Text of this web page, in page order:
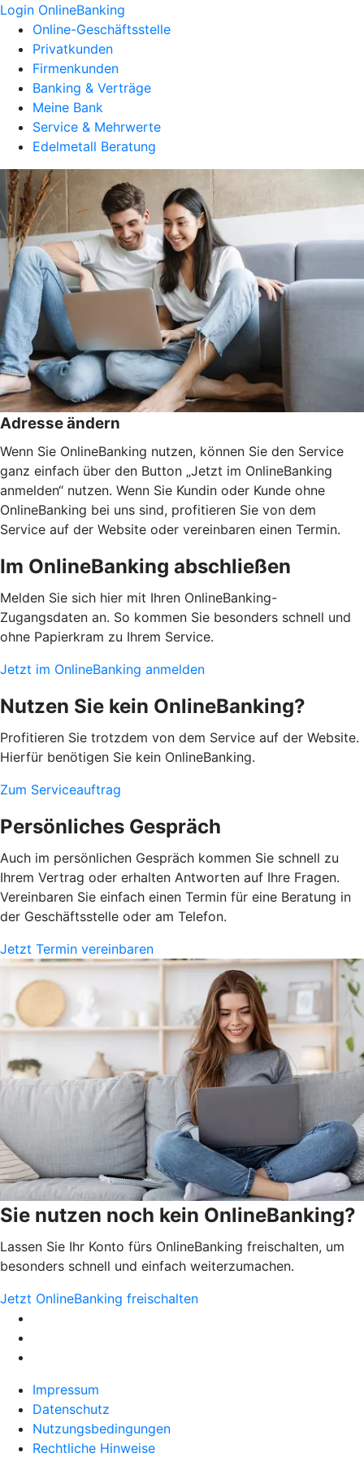
Login OnlineBanking
Online-Geschäftsstelle
Privatkunden
Firmenkunden
Banking & Verträge
Meine Bank
Service & Mehrwerte
Edelmetall Beratung
Adresse ändern
Wenn Sie OnlineBanking nutzen, können Sie den Service
ganz einfach über den Button „Jetzt im OnlineBanking
anmelden“ nutzen. Wenn Sie Kundin oder Kunde ohne
OnlineBanking bei uns sind, profitieren Sie von dem
Service auf der Website oder vereinbaren einen Termin.
Im OnlineBanking abschließen
Melden Sie sich hier mit Ihren OnlineBanking-
Zugangsdaten an. So kommen Sie besonders schnell und
ohne Papierkram zu Ihrem Service.
Jetzt im OnlineBanking anmelden
Nutzen Sie kein OnlineBanking?
Profitieren Sie trotzdem von dem Service auf der Website.
Hierfür benötigen Sie kein OnlineBanking.
Zum Serviceauftrag
Persönliches Gespräch
Auch im persönlichen Gespräch kommen Sie schnell zu
Ihrem Vertrag oder erhalten Antworten auf Ihre Fragen.
Vereinbaren Sie einfach einen Termin für eine Beratung in
der Geschäftsstelle oder am Telefon.
Jetzt Termin vereinbaren
Sie nutzen noch kein OnlineBanking?
Lassen Sie Ihr Konto fürs OnlineBanking freischalten, um
besonders schnell und einfach weiterzumachen.
Jetzt OnlineBanking freischalten
Impressum
Datenschutz
Nutzungsbedingungen
Rechtliche Hinweise